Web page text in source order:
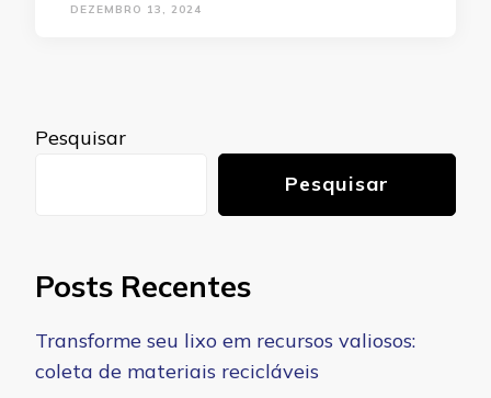
DEZEMBRO 13, 2024
Pesquisar
Pesquisar
Posts Recentes
Transforme seu lixo em recursos valiosos:
coleta de materiais recicláveis